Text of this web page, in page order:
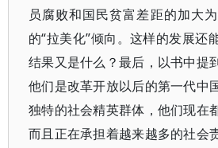
员腐败和国民贫富差距的加大
的“拉美化”倾向。这样的发展还
结果又是什么？最后，以书中提
他们是改革开放以后的第一代中
独特的社会精英群体，他们现在
而且正在承担着越来越多的社会